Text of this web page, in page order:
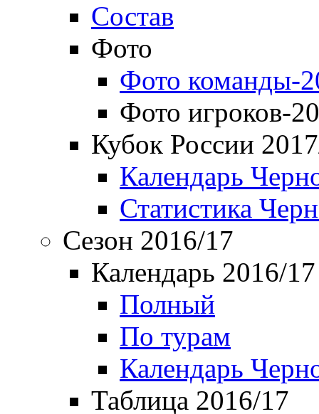
Состав
Фото
Фото команды-
Фото игроков-
Кубок России
Календарь
Статистика
Сезон 2016/17
Календарь 2016/17
Полный
По турам
Календарь
Таблица 2016/17